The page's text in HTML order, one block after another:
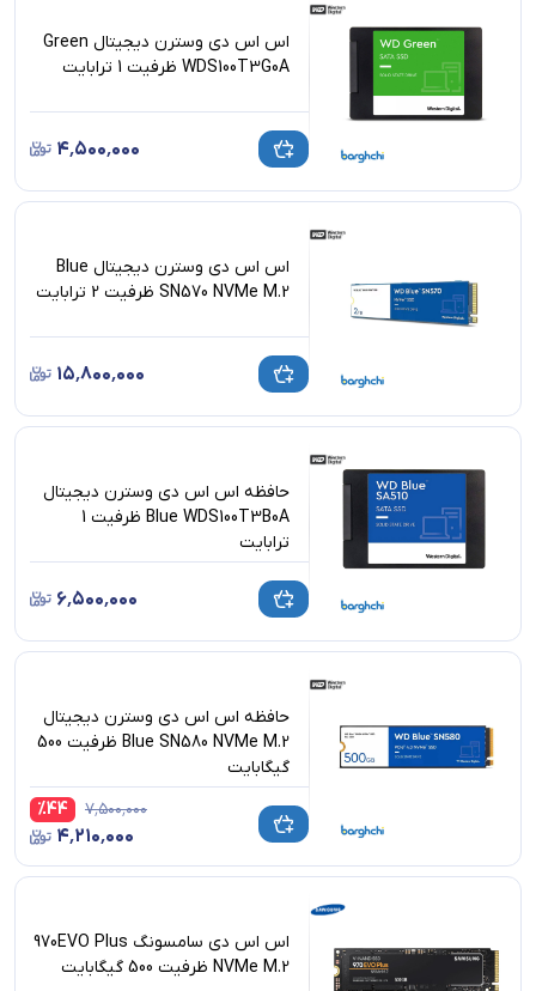
اس اس دی وسترن دیجیتال Green
WDS100T3G0A ظرفیت 1 ترابایت
۴٬۵۰۰٬۰۰۰
اس اس دی وسترن دیجیتال Blue
SN570 NVMe M.2 ظرفیت 2 ترابایت
۱۵٬۸۰۰٬۰۰۰
حافظه اس اس دی وسترن دیجیتال
Blue WDS100T3B0A ظرفیت 1
ترابایت
۶٬۵۰۰٬۰۰۰
حافظه اس اس دی وسترن دیجیتال
Blue SN580 NVMe M.2 ظرفیت 500
گیگابایت
۷٬۵۰۰٬۰۰۰
%44
۴٬۲۱۰٬۰۰۰
اس اس دی سامسونگ 970EVO Plus
NVMe M.2 ظرفیت 500 گیگابایت